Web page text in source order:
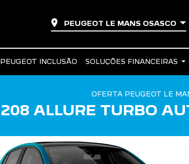
PEUGEOT LE MANS OSASCO
PEUGEOT INCLUSÃO SOLUÇÕES FINANCEIRAS
OFERTA PEUGEOT LE
208 ALLURE TURBO